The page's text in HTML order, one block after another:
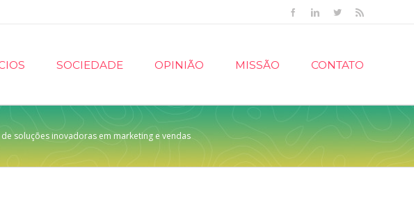
FacebookLinkedinTwitter
SOCIEDADE OPINIÃO MISSÃO CONTATO
soluções inovadoras em marketing e vendas